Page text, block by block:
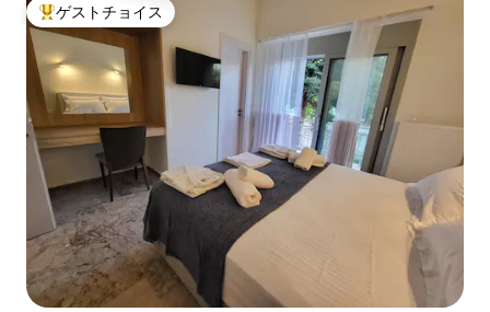
大好評のゲストチョイスです。
ゲストチョイス